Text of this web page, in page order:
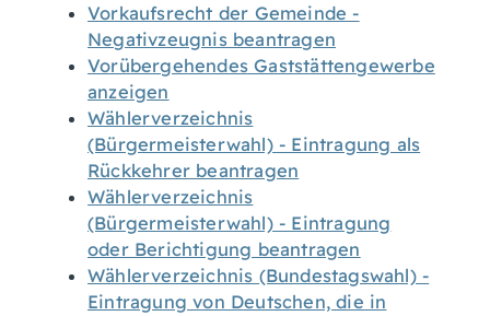
Vorkaufsrecht der Gemeinde -
Negativzeugnis beantragen
Vorübergehendes Gaststättengewerbe
anzeigen
Wählerverzeichnis
(Bürgermeisterwahl) - Eintragung als
Rückkehrer beantragen
Wählerverzeichnis
(Bürgermeisterwahl) - Eintragung
oder Berichtigung beantragen
Wählerverzeichnis (Bundestagswahl) -
Eintragung von Deutschen, die in